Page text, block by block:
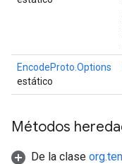
EncodeProto.Options
estático
Métodos
De la clase